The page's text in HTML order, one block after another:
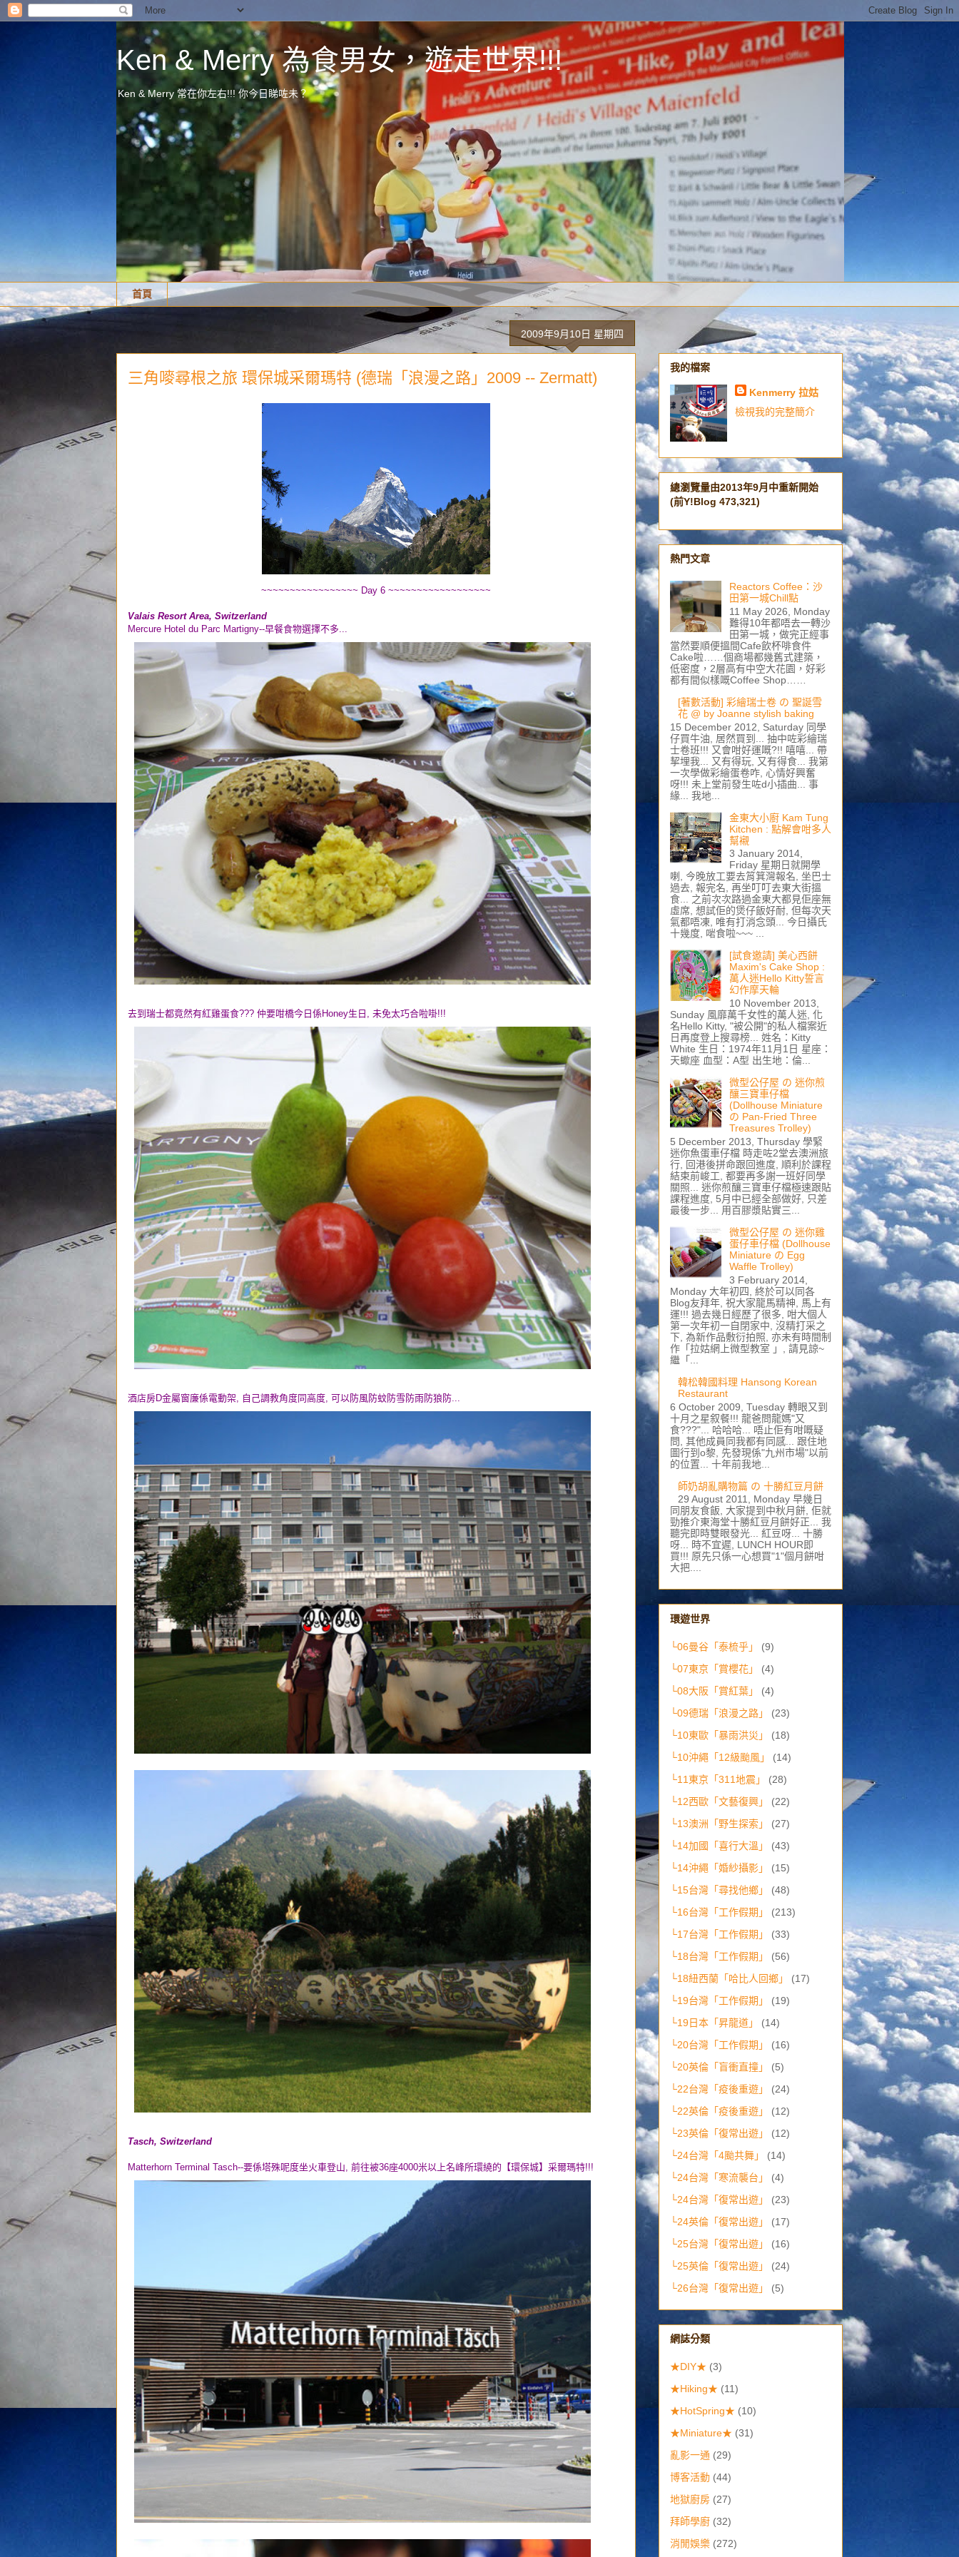
Ken & Merry 為食男女，遊走世界!!!
Ken & Merry 常在你左右!!! 你今日睇咗未？
首頁
2009年9月10日 星期四
三角嘜尋根之旅 環保城采爾瑪特 (德瑞「浪漫之路」2009 -- Zermatt)
~~~~~~~~~~~~~~~~~ Day 6 ~~~~~~~~~~~~~~~~~~
Valais Resort Area, Switzerland
Mercure Hotel du Parc Martigny--早餐食物選擇不多...
去到瑞士都竟然有紅雞蛋食??? 仲要咁橋今日係Honey生日, 未免太巧合啦啩!!!
酒店房D金屬窗廉係電動架, 自己調教角度同高度, 可以防風防蚊防雪防雨防狼防...
Tasch, Switzerland
Matterhorn Terminal Tasch--要係塔殊呢度坐火車登山, 前往被36座4000米以上名峰所環繞的【環保城】采爾瑪特!!!
我的檔案
Kenmerry 拉姑
檢視我的完整簡介
總瀏覽量由2013年9月中重新開始
(前Y!Blog 473,321)
熱門文章
Reactors Coffee：沙
田第一城Chill點
11 May 2026, Monday
難得10年都唔去一轉沙
田第一城，做完正經事
當然要順便搵間Cafe飲杯啡食件
Cake啦……個商場都幾舊式建築，
低密度，2層高有中空大花園，好彩
都有間似樣嘅Coffee Shop……
[著數活動] 彩繪瑞士卷 の 聖誕雪
花 @ by Joanne stylish baking
15 December 2012, Saturday 同學
仔買牛油, 居然買到... 抽中咗彩繪瑞
士卷班!!! 又會咁好運嘅?!! 嘻嘻... 帶
挈埋我... 又有得玩, 又有得食... 我第
一次學做彩繪蛋卷咋, 心情好興奮
呀!!! 未上堂前發生咗d小插曲... 事
緣... 我地...
金東大小廚 Kam Tung
Kitchen : 點解會咁多人
幫襯
3 January 2014,
Friday 星期日就開學
喇, 今晚放工要去筲箕灣報名, 坐巴士
過去, 報完名, 再坐叮叮去東大街搵
食... 之前次次路過金東大都見佢座無
虛席, 想試佢的煲仔飯好耐, 但每次天
氣都唔凍, 唯有打消念頭... 今日攝氏
十幾度, 啱食啦~~~ ...
[試食邀請] 美心西餅
Maxim's Cake Shop :
萬人迷Hello Kitty誓言
幻作摩天輪
10 November 2013,
Sunday 風靡萬千女性的萬人迷, 化
名Hello Kitty, "被公開"的私人檔案近
日再度登上搜尋榜... 姓名：Kitty
White 生日：1974年11月1日 星座：
天蠍座 血型：A型 出生地：倫...
微型公仔屋 の 迷你煎
釀三寶車仔檔
(Dollhouse Miniature
の Pan-Fried Three
Treasures Trolley)
5 December 2013, Thursday 學緊
迷你魚蛋車仔檔 時走咗2堂去澳洲旅
行, 回港後拼命跟回進度, 順利於課程
結束前峻工, 都要再多謝一班好同學
關照... 迷你煎釀三寶車仔檔極速跟貼
課程進度, 5月中已經全部做好, 只差
最後一步... 用百膠漿貼實三...
微型公仔屋 の 迷你雞
蛋仔車仔檔 (Dollhouse
Miniature の Egg
Waffle Trolley)
3 February 2014,
Monday 大年初四, 終於可以同各
Blog友拜年, 祝大家龍馬精神, 馬上有
運!!! 過去幾日經歷了很多, 咁大個人
第一次年初一自閉家中, 沒精打采之
下, 為新作品敷衍拍照, 亦未有時間制
作「拉姑網上微型教室 」, 請見諒~
繼「...
韓松韓國料理 Hansong Korean
Restaurant
6 October 2009, Tuesday 轉眼又到
十月之星叙餐!!! 龍爸問龍媽"又
食???"... 哈哈哈... 唔止佢有咁嘅疑
問, 其他成員同我都有同感... 跟住地
圖行到o黎, 先發現係"九州市場"以前
的位置... 十年前我地...
師奶胡亂購物篇 の 十勝紅豆月餅
29 August 2011, Monday 早幾日
同朋友食飯, 大家提到中秋月餅, 佢就
勁推介東海堂十勝紅豆月餅好正... 我
聽完即時雙眼發光... 紅豆呀... 十勝
呀... 時不宜遲, LUNCH HOUR即
買!!! 原先只係一心想買"1"個月餅咁
大把....
環遊世界
└06曼谷「泰梳乎」
(9)
└07東京「賞櫻花」
(4)
└08大阪「賞紅葉」
(4)
└09德瑞「浪漫之路」
(23)
└10東歐「暴雨洪災」
(18)
└10沖繩「12級颱風」
(14)
└11東京「311地震」
(28)
└12西歐「文藝復興」
(22)
└13澳洲「野生探索」
(27)
└14加國「喜行大溫」
(43)
└14沖繩「婚紗攝影」
(15)
└15台灣「尋找他鄉」
(48)
└16台灣「工作假期」
(213)
└17台灣「工作假期」
(33)
└18台灣「工作假期」
(56)
└18紐西蘭「哈比人回鄉」
(17)
└19台灣「工作假期」
(19)
└19日本「昇龍道」
(14)
└20台灣「工作假期」
(16)
└20英倫「盲衝直撞」
(5)
└22台灣「疫後重遊」
(24)
└22英倫「疫後重遊」
(12)
└23英倫「復常出遊」
(12)
└24台灣「4颱共舞」
(14)
└24台灣「寒流襲台」
(4)
└24台灣「復常出遊」
(23)
└24英倫「復常出遊」
(17)
└25台灣「復常出遊」
(16)
└25英倫「復常出遊」
(24)
└26台灣「復常出遊」
(5)
網誌分類
★DIY★ (3)
★Hiking★ (11)
★HotSpring★ (10)
★Miniature★ (31)
亂影一通 (29)
博客活動 (44)
地獄廚房 (27)
拜師學廚 (32)
消閒娛樂 (272)